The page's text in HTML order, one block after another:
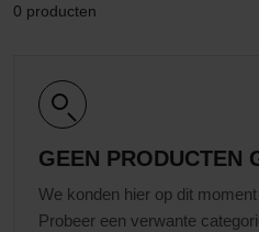
0 producten
GEEN PRODUCTEN
We konden hier op dit
Probeer een verwante